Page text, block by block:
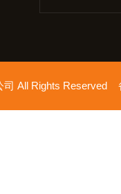
司 All Rights Reserved